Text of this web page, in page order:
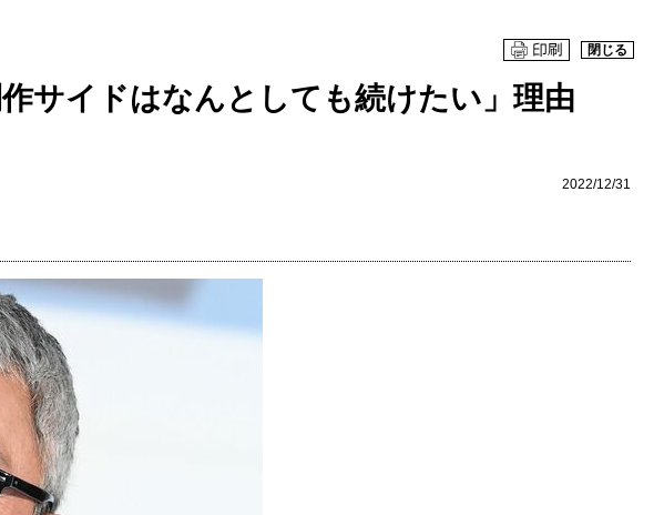
閉じる
サイドはなんとしても続けたい」理由
2022/12/31